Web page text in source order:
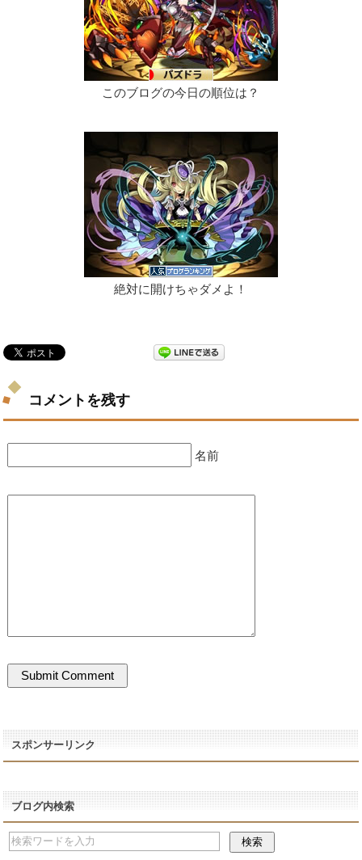
このブログの今日の順位は？
絶対に開けちゃダメよ！
コメントを残す
名前
スポンサーリンク
ブログ内検索